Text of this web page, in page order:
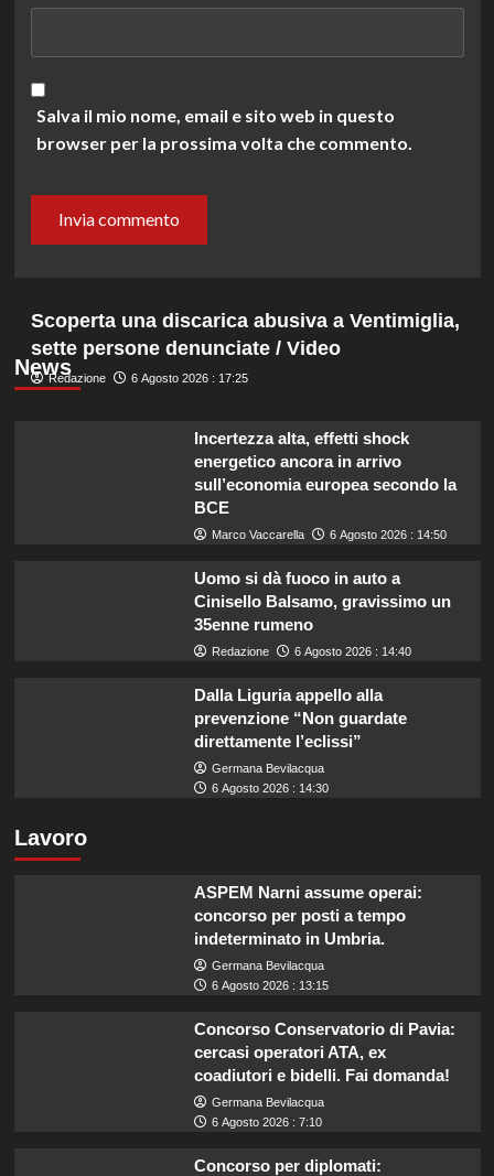
Salva il mio nome, email e sito web in questo
browser per la prossima volta che commento.
News
Scoperta una discarica abusiva a Ventimiglia,
sette persone denunciate / Video
Redazione 6 Agosto 2026 : 17:25
Incertezza alta, effetti shock
energetico ancora in arrivo
sull’economia europea secondo la
BCE
Marco Vaccarella 6 Agosto 2026 : 14:50
Uomo si dà fuoco in auto a
Cinisello Balsamo, gravissimo un
35enne rumeno
Redazione 6 Agosto 2026 : 14:40
Dalla Liguria appello alla
prevenzione “Non guardate
direttamente l’eclissi”
Germana Bevilacqua
6 Agosto 2026 : 14:30
Lavoro
ASPEM Narni assume operai:
concorso per posti a tempo
indeterminato in Umbria.
Germana Bevilacqua
6 Agosto 2026 : 13:15
Concorso Conservatorio di Pavia:
cercasi operatori ATA, ex
coadiutori e bidelli. Fai domanda!
Germana Bevilacqua
6 Agosto 2026 : 7:10
Concorso per diplomati: